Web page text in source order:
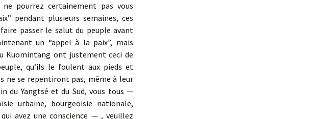
pourrez certainement pas vous
pendant plusieurs semaines, ces
passer le salut du peuple avant
un “appel à la paix”, mais
Kuomintang ont justement ceci de
qu’ils le foulent aux pieds et
ne se repentiront pas, même à leur
du Yangtsé et du Sud, vous tous —
urbaine, bourgeoisie nationale,
avez une conscience — , veuillez